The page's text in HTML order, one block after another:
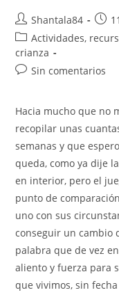
Autor
de
la
entrada:
Shantala84
de
Categoría
de
la
Actividades,
crianza
Comentarios
entrada:
Sin comentarios
Hacia mucho que no
recopilar unas
semanas y que
queda, como ya dije
en interior, pero el
punto de
uno con sus
conseguir un cambio
palabra que de vez
aliento y fuerza para
que vivimos, sin